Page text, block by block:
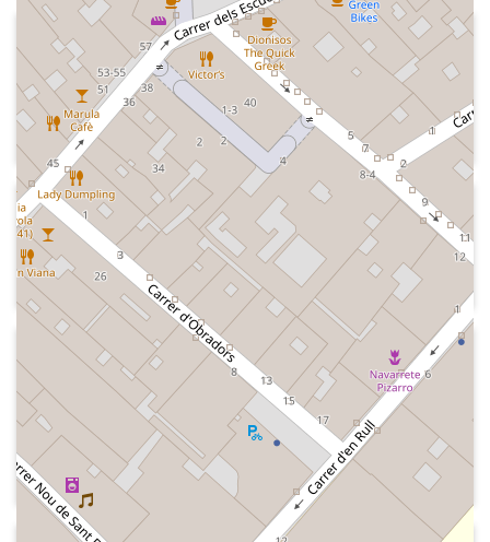
2014
Kiss FM
Indicatiu de la ràdio i notícies amb Alba
Novoa
2014
Kiss FM - Las mañanas Kiss
Indicatiu del programa
2013
Kiss FM
Indicatiu de la ràio "Alégrate el dia",
hora, dona pas a les notíces amb Sara
Ramos